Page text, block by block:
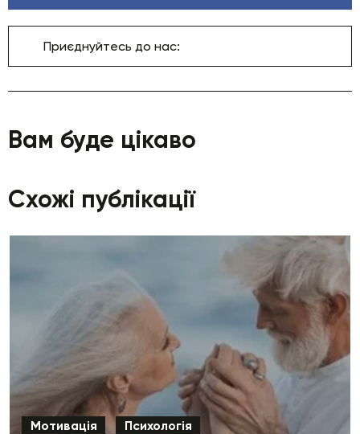
Приєднуйтесь до нас:
Вам буде цікаво
Схожі публікації
Мотивація Психологія